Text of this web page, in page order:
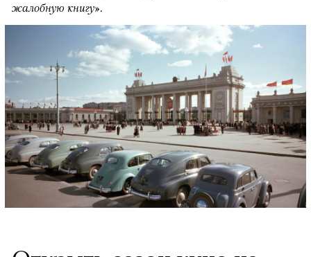
жалобную книгу».